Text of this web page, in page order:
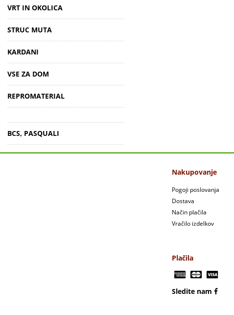
VRT IN OKOLICA
STRUC MUTA
KARDANI
VSE ZA DOM
REPROMATERIAL
BCS, PASQUALI
Nakupovanje
Pogoji poslovanja
Dostava
Način plačila
Vračilo izdelkov
Plačila
Sledite nam